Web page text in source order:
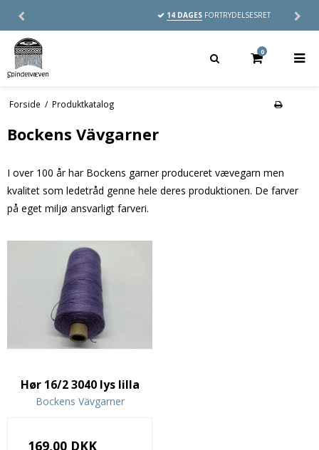
FORTRYDELSESRET
0
Forside / Produktkatalog
Bockens Vävgarner
I over 100 år har Bockens garner produceret vævegarn men
kvalitet som ledetråd genne hele deres produktionen. De farver
på eget miljø ansvarligt farveri.
Hør 16/2 3040 lys lilla
Bockens Vävgarner
169,00 DKK